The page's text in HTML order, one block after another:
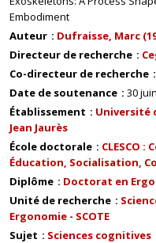
Embodiment
Auteur
Dufraisse, Marc
Directeur de recherche
Co-directeur de recherche
Date de soutenance
30
Établissement
Université
Jean Jaurès
École doctorale
CLESCO
Éducation, Socialisation,
Diplôme
Doctorat en
Unité de recherche
Ergonomie - SCOTE
Sujet
Sciences cognitives